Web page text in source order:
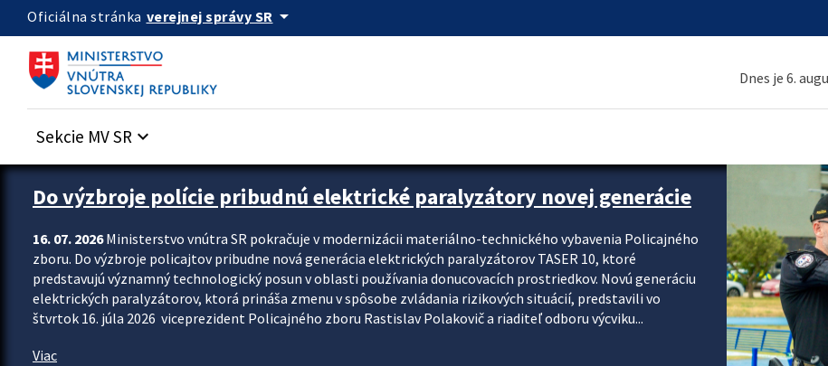
Preskocit na hlavný obsah
Oficiálna stránka verejnej správy SR arrow_drop_down
Dnes je 6.
Sekcie MV SR keyboard_arrow_down
Zastavit automatický posun upútavok
Do výzbroje polície pribudnú elektrické paralyzátory novej generácie
16. 07. 2026Ministerstvo vnútra SR pokračuje v modernizácii materiálno-technického vybavenia Policajného
zboru. Do výzbroje policajtov pribudne nová generácia elektrických paralyzátorov TASER 10, ktoré
predstavujú významný technologický posun v oblasti používania donucovacích prostriedkov. Novú generáciu
elektrických paralyzátorov, ktorá prináša zmenu v spôsobe zvládania rizikových situácií, predstavili vo
štvrtok 16. júla 2026 viceprezident Policajného zboru Rastislav Polakovič a riaditeľ odboru výcviku...
Viac